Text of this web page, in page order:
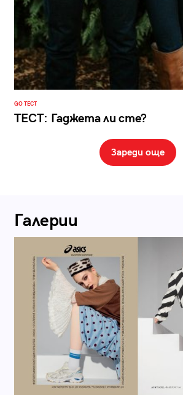
GO ТЕСТ
ТЕСТ: Гаджета ли сте?
Зареди още
Галерии